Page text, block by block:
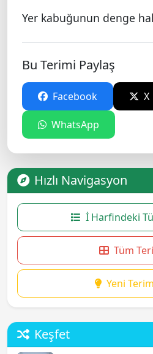
Yer kabuğunun denge
Bu Terimi Paylaş
Facebook X
WhatsApp
Hızlı Navigasyon
İ Harfindeki
Tüm
Yeni
Keşfet